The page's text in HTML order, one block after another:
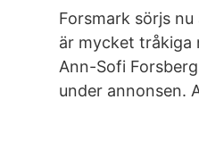
Forsmark sörjs
är mycket tråkiga
Ann-Sofi
under annonsen.